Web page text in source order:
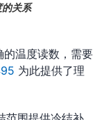
关系
的温度读数，需要
为此提供了理